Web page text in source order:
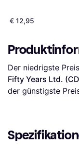
€ 12,95
Der niedrigste
Fifty Years Ltd.
der günstigste